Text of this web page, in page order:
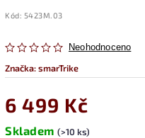
Kód: 5423M.03
Neohodnoceno
Značka:smarTrike
6 499 Kč
Skladem (>10 ks)